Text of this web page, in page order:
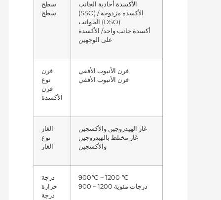
سطح
سطح
الأكسدة أحادية الجانب
(SSO) / الأكسدة مزدوجة
الجوانب (DSO)
أكسدة جانب واحد/ الأكسدة
فرن
نوع
فرن
الأكسدة
فرن الأنبوب الأفقي
فرن الأنبوب الأفقي
الغاز
نوع
الغاز
غاز الهيدروجين والأكسجين
غاز مختلط بالهيدروجين
والأكسجين
درجة
حرارة
درجة
900℃ ~ 1200 ℃
900 ~ 1200 درجات مئوية